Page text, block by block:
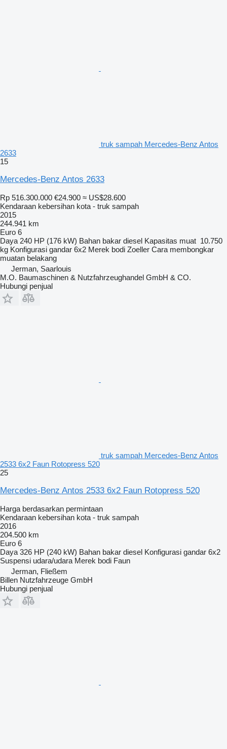
truk sampah Mercedes-Benz Antos
2633
15
Mercedes-Benz Antos 2633
Rp 516.300.000 €24.900 ≈ US$28.600
Kendaraan kebersihan kota - truk sampah
2015
244.941 km
Euro 6
Daya 240 HP (176 kW) Bahan bakar diesel Kapasitas muat 10.750
kg Konfigurasi gandar 6x2 Merek bodi Zoeller Cara membongkar
muatan belakang
Jerman, Saarlouis
M.O. Baumaschinen & Nutzfahrzeughandel GmbH & CO.
Hubungi penjual
truk sampah Mercedes-Benz Antos
2533 6x2 Faun Rotopress 520
25
Mercedes-Benz Antos 2533 6x2 Faun Rotopress 520
Harga berdasarkan permintaan
Kendaraan kebersihan kota - truk sampah
2016
204.500 km
Euro 6
Daya 326 HP (240 kW) Bahan bakar diesel Konfigurasi gandar 6x2
Suspensi udara/udara Merek bodi Faun
Jerman, Fließem
Billen Nutzfahrzeuge GmbH
Hubungi penjual